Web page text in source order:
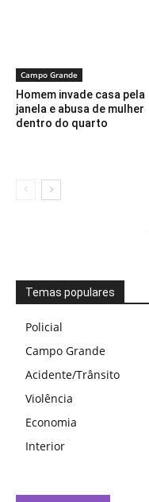
Campo Grande
Homem invade casa pela
janela e abusa de mulher
dentro do quarto
Temas populares
Policial
Campo Grande
Acidente/Trânsito
Violência
Economia
Interior